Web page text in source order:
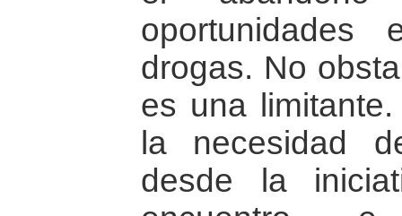
drogas. No
es una
la necesidad
desde la